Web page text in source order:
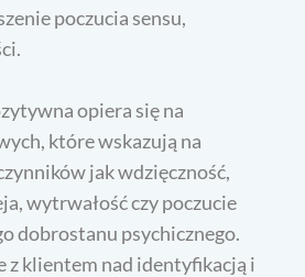
poczucia sensu,
opiera się na
które wskazują na
jak wdzięczność,
wytrwałość czy poczucie
dobrostanu psychicznego.
z klientem nad identyfikacją i